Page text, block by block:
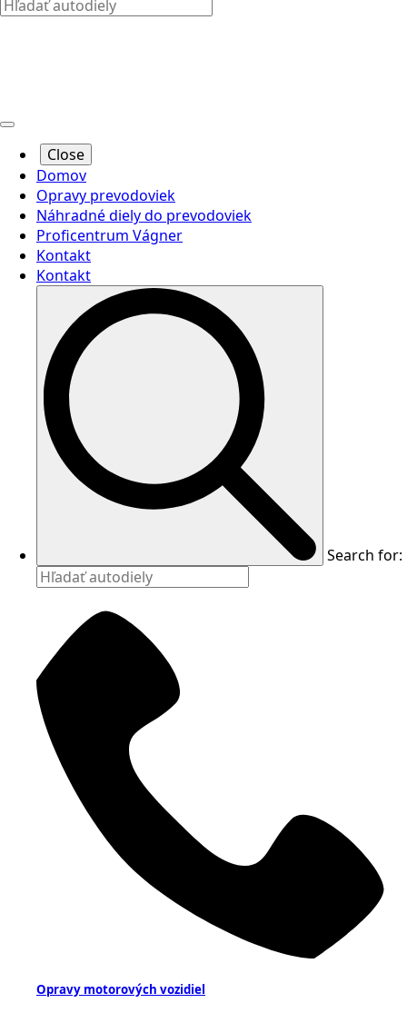
Close
Domov
Opravy prevodoviek
Náhradné diely do prevodoviek
Proficentrum Vágner
Kontakt
Kontakt
Search for:
Opravy motorových vozidiel